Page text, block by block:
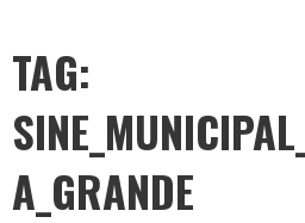
TAG:
A_GRANDE